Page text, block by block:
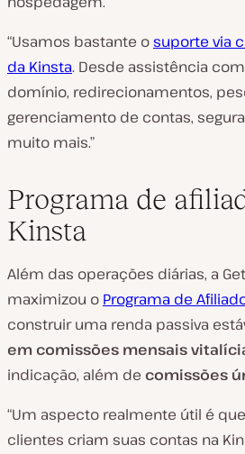
“Usamos bastante osuporte via
da Kinsta. Desde assistência
domínio, redirecionamentos,
gerenciamento de contas,
muito mais.”
Programa de
Kinsta
Além das operações diárias, a
maximizou o Programa de
construir uma renda passiva
em comissões mensais
indicação, além de comissões
“Um aspecto realmente útil é
clientes criam suas contas na